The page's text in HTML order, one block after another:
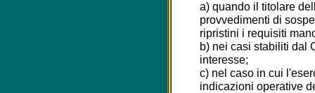
a) quando il titolare
provvedimenti di
ripristini i requisiti
b) nei casi stabiliti dal
interesse;
c) nel caso in cui
indicazioni operative